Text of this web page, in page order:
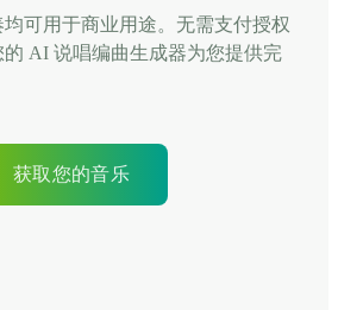
可用于商业用途。无需支付授权
AI 说唱编曲生成器为您提供完
获取您的音乐